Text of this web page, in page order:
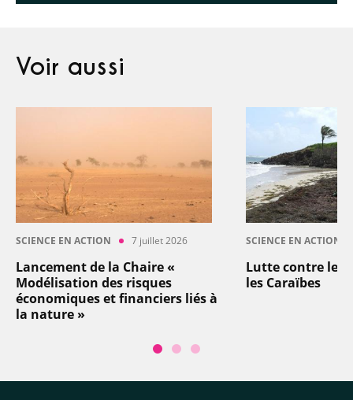
Voir aussi
SCIENCE EN ACTION 7 juillet 2026
Lancement de la Chaire «
Modélisation des risques
économiques et financiers liés à
la nature »
SCIENCE EN ACTION
Lutte contre les
les Caraïbes